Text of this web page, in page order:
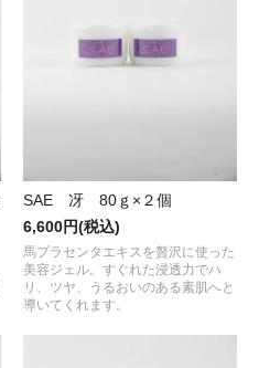
SAE 冴 80ｇ×２個
6,600円(税込)
馬プラセンタエキスを贅沢に使った
美容ジェル。すぐれた浸透力でハ
リ、ツヤ、うるおいのある素肌へと
導いてくれます。